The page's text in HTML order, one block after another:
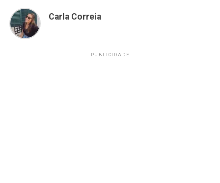
Carla Correia
PUBLICIDADE